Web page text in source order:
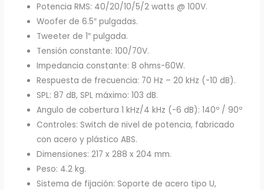
Potencia RMS: 40/20/10/5/2 watts @ 100V.
Woofer de 6.5″ pulgadas.
Tweeter de 1″ pulgada.
Tensión constante: 100/70V.
Impedancia constante: 8 ohms-60W.
Respuesta de frecuencia: 70 Hz – 20 kHz (-10 dB).
SPL: 87 dB, SPL máximo: 103 dB.
Angulo de cobertura 1 kHz/4 kHz (-6 dB): 140º / 90º
Controles: Switch de nivel de potencia, fabricado
con acero y plástico ABS.
Dimensiones: 217 x 288 x 204 mm.
Peso: 4.2 kg.
Sistema de fijación: Soporte de acero tipo U,